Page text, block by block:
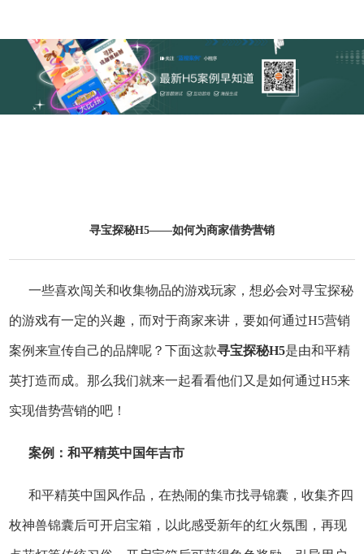
寻宝探秘H5——如何为商家借势营销
一些喜欢闯关和收集物品的游戏玩家，想必会对寻宝探秘
的游戏有一定的兴趣，而对于商家来讲，要如何通过H5营销
案例来宣传自己的品牌呢？下面这款寻宝探秘H5是由和平精
英打造而成。那么我们就来一起看看他们又是如何通过H5来
实现借势营销的吧！
案例：和平精英中国年吉市
和平精英中国风作品，在热闹的集市找寻锦囊，收集齐四
枚神兽锦囊后可开启宝箱，以此感受新年的红火氛围，再现